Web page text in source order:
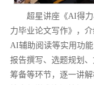
超星讲座《AI得
力毕业论文写作》，
AI辅助阅读等实用功
报告撰写、选题规划
筹备等环节，逐一讲